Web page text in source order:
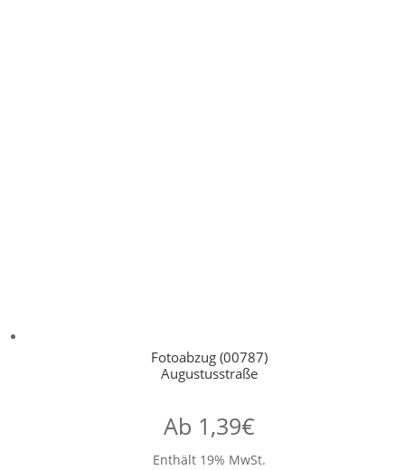
Fotoabzug (00787)
Augustusstraße
Ab 1,39€
Enthält 19% MwSt.